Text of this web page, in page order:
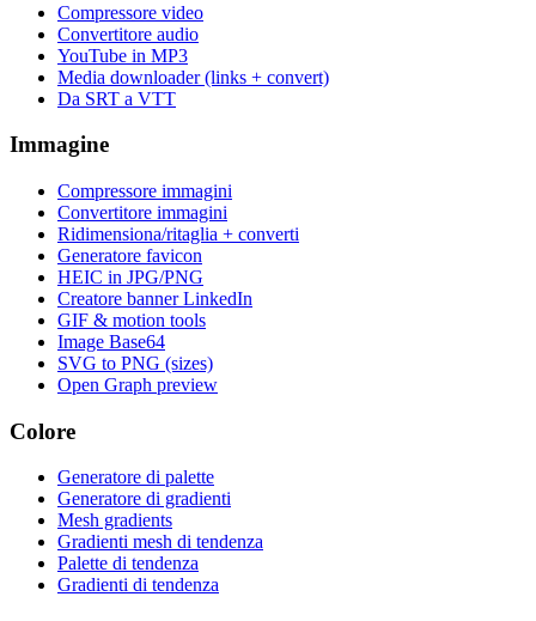
Compressore video
Convertitore audio
YouTube in MP3
Media downloader (links + convert)
Da SRT a VTT
Immagine
Compressore immagini
Convertitore immagini
Ridimensiona/ritaglia + converti
Generatore favicon
HEIC in JPG/PNG
Creatore banner LinkedIn
GIF & motion tools
Image Base64
SVG to PNG (sizes)
Open Graph preview
Colore
Generatore di palette
Generatore di gradienti
Mesh gradients
Gradienti mesh di tendenza
Palette di tendenza
Gradienti di tendenza